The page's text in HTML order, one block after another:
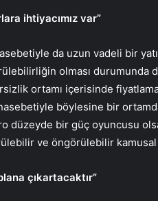
ihtiyacımız var”
da uzun vadeli bir
olması durumunda
ortamı içerisinde
böylesine bir
bir güç oyuncusu olsak
ve öngörülebilir kamusal
çıkartacaktır”